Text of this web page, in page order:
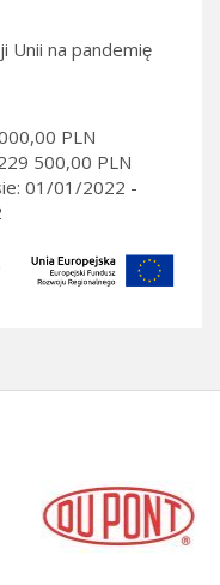
Unii na pandemię
PLN
500,00 PLN
01/01/2022 -